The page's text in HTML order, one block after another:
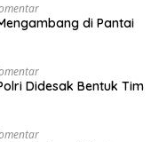
di Pantai
Didesak Bentuk Tim